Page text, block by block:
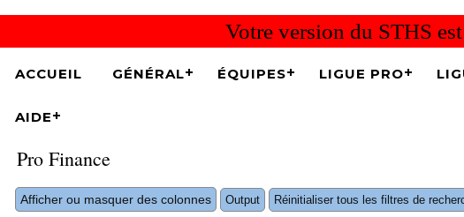
Votre version du STHS
ACCUEIL GÉNÉRAL ÉQUIPES LIGUE PRO
AIDE
Pro Finance
Afficher ou masquer des colonnes Output Réinitialiser tous les filtres de